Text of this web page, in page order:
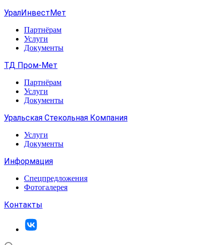
УралИнвестМет
Партнёрам
Услуги
Документы
ТД Пром-Мет
Партнёрам
Услуги
Документы
Уральская Стекольная Компания
Услуги
Документы
Информация
Спецпредложения
Фотогалерея
Контакты